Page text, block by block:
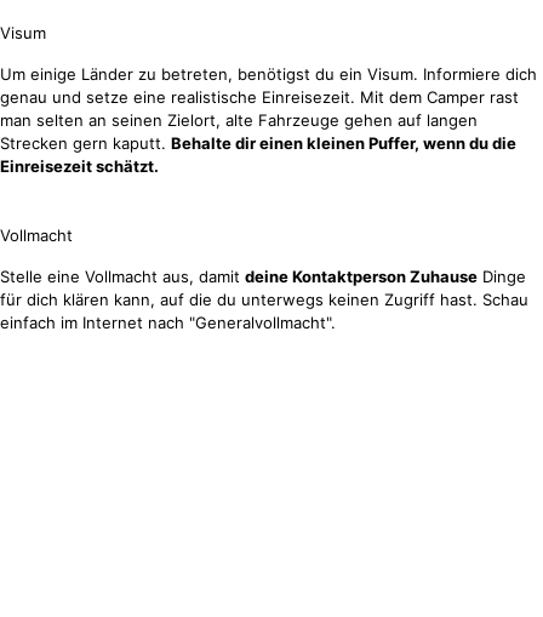
Visum
Um einige Länder zu betreten, benötigst du ein Visum. Informiere dich
genau und setze eine realistische Einreisezeit. Mit dem Camper rast
man selten an seinen Zielort, alte Fahrzeuge gehen auf langen
Strecken gern kaputt. Behalte dir einen kleinen Puffer, wenn du die
Einreisezeit schätzt.
Vollmacht
Stelle eine Vollmacht aus, damit deine Kontaktperson Zuhause Dinge
für dich klären kann, auf die du unterwegs keinen Zugriff hast. Schau
einfach im Internet nach "Generalvollmacht".